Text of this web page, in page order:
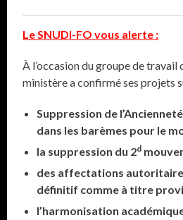
Le SNUDI-FO vous alerte :
À l’occasion du groupe de travail
ministère a confirmé ses projets
Suppression de
dans les barèmes pour le
la suppression du 2d
des affectations
définitif comme à titre
l’harmonisation